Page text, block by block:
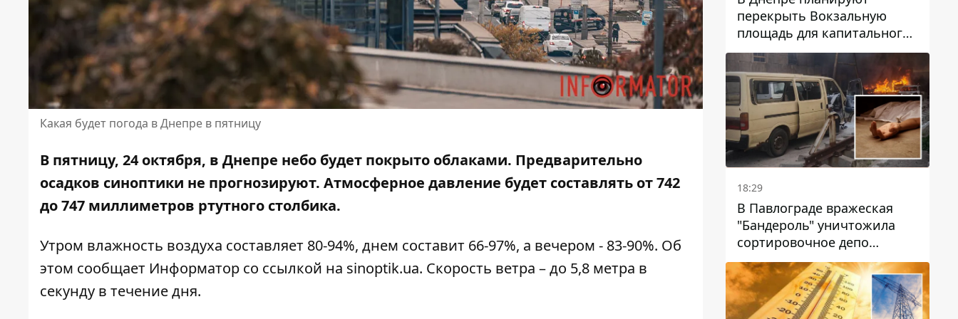
Какая будет погода в Днепре в пятницу
В пятницу, 24 октября, в Днепре небо будет покрыто облаками. Предварительно
осадков синоптики не прогнозируют. Атмосферное давление будет составлять от 742
до 747 миллиметров ртутного столбика.
Утром влажность воздуха составляет 80-94%, днем ​​составит 66-97%, а вечером - 83-90%. Об
этом сообщает Информатор со ссылкой на sinoptik.ua. Скорость ветра – до 5,8 метра в
секунду в течение дня.
перекрыть Вокзальную
площадь для капитального
ремонта дома, в который
попала вражеская ракета:
какие сроки
18:29
В Павлограде вражеская
"Бандероль" уничтожила
сортировочное депо
"Укрпошти" и убила двух
работниц